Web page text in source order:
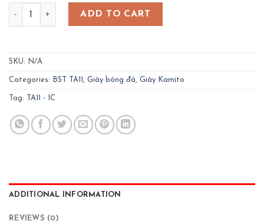
Giày TA11 - IC- màu hồng quantity
ADD TO CART
SKU: N/A
Categories: BST TA11 , Giày bóng đá, Giày Kamito
Tag: TA11 - IC
ADDITIONAL INFORMATION
REVIEWS (0)